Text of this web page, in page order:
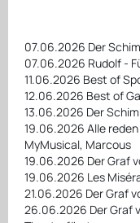
07.06.2026 Der
07.06.2026 Rudolf -
11.06.2026 Best of
12.06.2026 Best of
13.06.2026 Der
19.06.2026 Alle
MyMusical, Marcous
19.06.2026 Der Graf
19.06.2026 Les
21.06.2026 Der Graf
26.06.2026 Der Graf